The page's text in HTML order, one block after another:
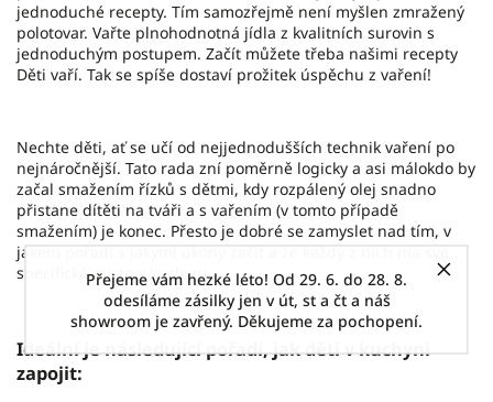
Přejeme vám hezké léto! Od 29. 6. do 28. 8.
odesíláme zásilky jen v út, st a čt a náš
showroom je zavřený. Děkujeme za pochopení.
jednoduché recepty. Tím samozřejmě není myšlen zmražený
polotovar. Vařte plnohodnotná jídla z kvalitních surovin s
jednoduchým postupem. Začít můžete třeba našimi recepty
Děti vaří. Tak se spíše dostaví prožitek úspěchu z vaření!
Nechte děti, ať se učí od nejjednodušších technik vaření po
nejnáročnější. Tato rada zní poměrně logicky a asi málokdo by
začal smažením řízků s dětmi, kdy rozpálený olej snadno
přistane dítěti na tváři a s vařením (v tomto případě
smažením) je konec. Přesto je dobré se zamyslet nad tím, v
jakém pořadí s jakými úkony začít a že každý z nich má své
specifické místo v kuchyni.
Ideální je následující pořadí, jak děti v kuchyni
zapojit: